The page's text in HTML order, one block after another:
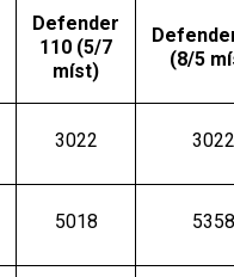
Defender
110 (5/7
míst)
(8/5
3022 3022
5018 5358